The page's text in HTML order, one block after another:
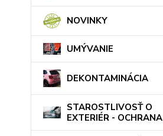
NOVINKY
UMÝVANIE
DEKONTAMINÁCIA
STAROSTLIVOSŤ O
EXTERIÉR - OCHRANA